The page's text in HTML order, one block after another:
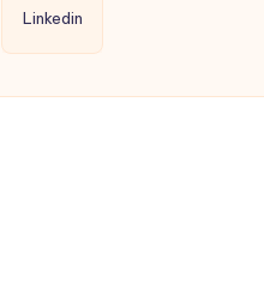
Linkedin